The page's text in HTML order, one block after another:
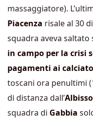
massaggiatore).
Piacenza risale al 30
squadra aveva saltato
in campo per la crisi
pagamenti ai
toscani ora penultimi
di distanza dall’
squadra di Gabbia